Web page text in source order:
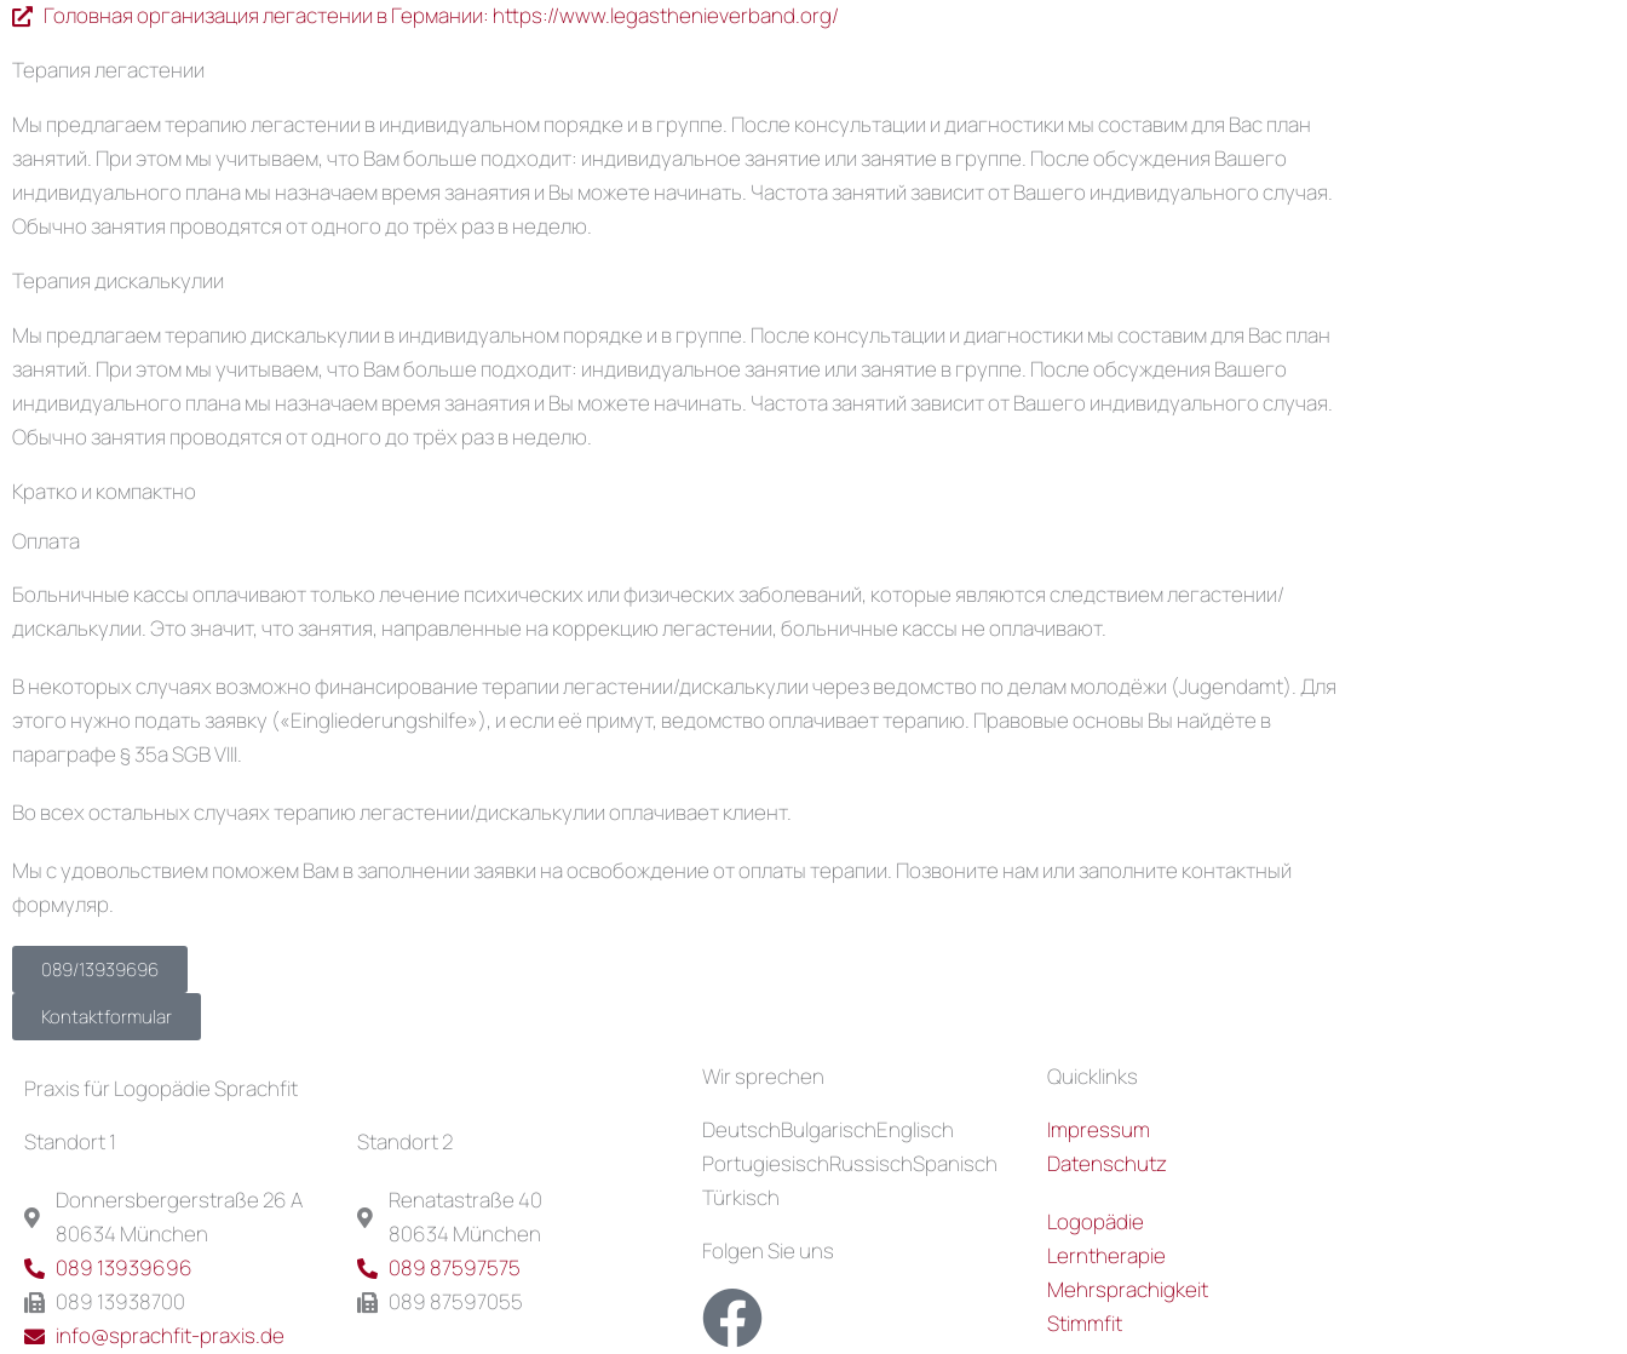
Головная организация легастении в Германии: https://www.legasthenieverband.org/
Терапия легастении
Мы предлагаем терапию легастении в индивидуальном порядке и в группе. После консультации и диагностики мы составим для Вас план
занятий. При этом мы учитываем, что Вам больше подходит: индивидуальное занятие или занятие в группе. После обсуждения Вашего
индивидуального плана мы назначаем время занаятия и Вы можете начинать. Частота занятий зависит от Вашего индивидуального случая.
Обычно занятия проводятся от одного до трёх раз в неделю.
Терапия дискалькулии
Мы предлагаем терапию дискалькулии в индивидуальном порядке и в группе. После консультации и диагностики мы составим для Вас план
занятий. При этом мы учитываем, что Вам больше подходит: индивидуальное занятие или занятие в группе. После обсуждения Вашего
индивидуального плана мы назначаем время занаятия и Вы можете начинать. Частота занятий зависит от Вашего индивидуального случая.
Обычно занятия проводятся от одного до трёх раз в неделю.
Кратко и компактно
Оплата
Больничные кассы оплачивают только лечение психических или физических заболеваний, которые являются следствием легастении/
дискалькулии. Это значит, что занятия, направленные на коррекцию легастении, больничные кассы не оплачивают.
В некоторых случаях возможно финансирование терапии легастении/дискалькулии через ведомство по делам молодёжи (Jugendamt). Для
этого нужно подать заявку («Eingliederungshilfe»), и если её примут, ведомство оплачивает терапию. Правовые основы Вы найдёте в
параграфе § 35a SGB VIII.
Во всех остальных случаях терапию легастении/дискалькулии оплачивает клиент.
Мы с удовольствием поможем Вам в заполнении заявки на освобождение от оплаты терапии. Позвоните нам или заполните контактный
формуляр.
089/13939696
Kontaktformular
Praxis für Logopädie Sprachfit
Standort 1
Donnersbergerstraße 26 A
80634 München
089 13939696
089 13938700
info@sprachfit-praxis.de
Standort 2
Renatastraße 40
80634 München
089 87597575
089 87597055
Wir sprechen
DeutschBulgarischEnglisch
PortugiesischRussischSpanisch
Türkisch
Folgen Sie uns
Quicklinks
Impressum
Datenschutz
Logopädie
Lerntherapie
Mehrsprachigkeit
Stimmfit